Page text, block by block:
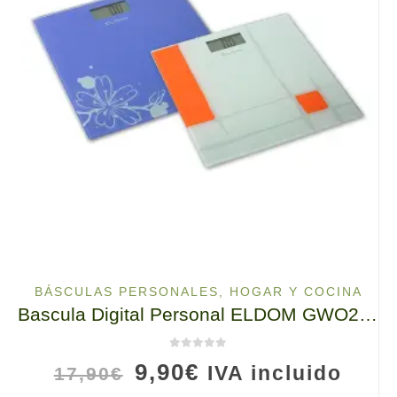
BÁSCULAS PERSONALES, HOGAR Y COCINA
Bascula Digital Personal ELDOM GWO230 Hasta 150 kg, Amplia y clara pantalla LCD, color naranja
17,90€
El
9,90€ El
IVA incluido